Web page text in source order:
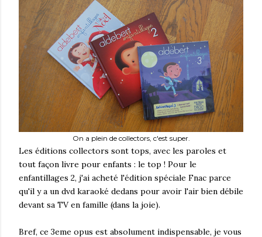
On a plein de collectors, c'est super.
Les éditions collectors sont tops, avec les paroles et
tout façon livre pour enfants : le top ! Pour le
enfantillages 2, j'ai acheté l'édition spéciale Fnac parce
qu'il y a un dvd karaoké dedans pour avoir l'air bien débile
devant sa TV en famille (dans la joie).
Bref, ce 3eme opus est absolument indispensable, je vous